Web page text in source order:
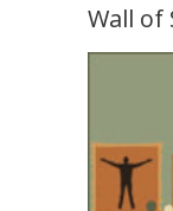
Wall of